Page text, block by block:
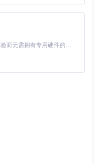
，维持了插件原有功能
基于Python的Xiaozhi AI，适用于想要完整Xiaozhi体验而无需拥有专用硬件的用户。